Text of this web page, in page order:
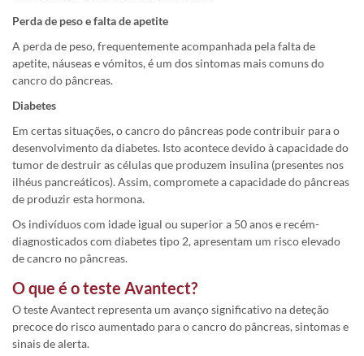
Perda de peso e falta de apetite
A perda de peso, frequentemente acompanhada pela falta de
apetite, náuseas e vómitos, é um dos sintomas mais comuns do
cancro do pâncreas.
Diabetes
Em certas situações, o cancro do pâncreas pode contribuir para o
desenvolvimento da diabetes. Isto acontece devido à capacidade do
tumor de destruir as células que produzem insulina (presentes nos
ilhéus pancreáticos). Assim, compromete a capacidade do pâncreas
de produzir esta hormona.
Os indivíduos com idade igual ou superior a 50 anos e recém-
diagnosticados com diabetes tipo 2, apresentam um risco elevado
de cancro no pâncreas.
O que é o teste Avantect?
O teste Avantect representa um avanço significativo na deteção
precoce do risco aumentado para o cancro do pâncreas, sintomas e
sinais de alerta.